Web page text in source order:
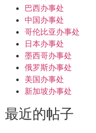
巴西办事处
中国办事处
哥伦比亚办事处
日本办事处
墨西哥办事处
俄罗斯办事处
美国办事处
新加坡办事处
最近的帖子